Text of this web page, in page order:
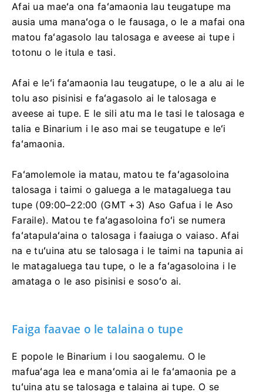
Afai ua maeʻa ona faʻamaonia lau teugatupe ma
ausia uma manaʻoga o le fausaga, o le a mafai ona
matou faʻagasolo lau talosaga e aveese ai tupe i
totonu o le itula e tasi.
Afai e leʻi faʻamaonia lau teugatupe, o le a alu ai le
tolu aso pisinisi e faʻagasolo ai le talosaga e
aveese ai tupe. E le sili atu ma le tasi le talosaga e
talia e Binarium i le aso mai se teugatupe e leʻi
faʻamaonia.
Faʻamolemole ia matau, matou te faʻagasoloina
talosaga i taimi o galuega a le matagaluega tau
tupe (09:00–22:00 (GMT +3) Aso Gafua i le Aso
Faraile). Matou te faʻagasoloina foʻi se numera
faʻatapulaʻaina o talosaga i faaiuga o vaiaso. Afai
na e tuʻuina atu se talosaga i le taimi na tapunia ai
le matagaluega tau tupe, o le a faʻagasoloina i le
amataga o le aso pisinisi e sosoʻo ai.
Faiga faavae o le talaina o tupe
E popole le Binarium i lou saogalemu. O le
mafuaʻaga lea e manaʻomia ai le faʻamaonia pe a
tuʻuina atu se talosaga e talaina ai tupe. O se